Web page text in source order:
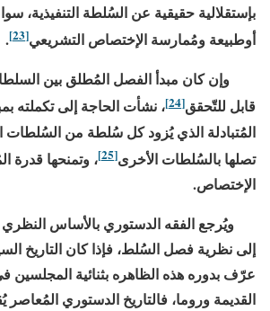
بإستقلالية حقيقية عن السُلطة التنفيذية،
أوطبيعة ومُمارسة الإختصاص التشريعي[23]
.
وإن كان مبدأ الفصل المُطلق بين
قابل للتّحقق[24]
، نشأت الحاجة إلى تكملته
المُتبادلة الذي يُزود كل سُلطة من السُلطات
تصلها بالسُلطات الأخرى[25]
، وتمنحها قدرة
الإختصاص.
ويُرجع الفقه الدستوري بالأساس
إلى نظرية فصل السُلط، فإذا كان التاريخ
عرّف بدوره هذه الظاهره بثنائية المجلسين
القديمة وروما، فالتاريخ الدستوري المُعاصر